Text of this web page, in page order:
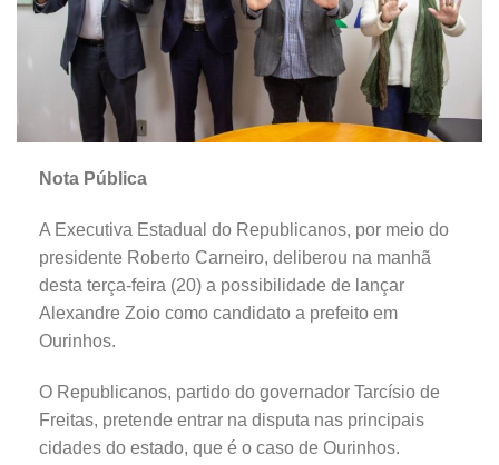
Nota Pública
A Executiva Estadual do Republicanos, por meio do
presidente Roberto Carneiro, deliberou na manhã
desta terça-feira (20) a possibilidade de lançar
Alexandre Zoio como candidato a prefeito em
Ourinhos.
O Republicanos, partido do governador Tarcísio de
Freitas, pretende entrar na disputa nas principais
cidades do estado, que é o caso de Ourinhos.